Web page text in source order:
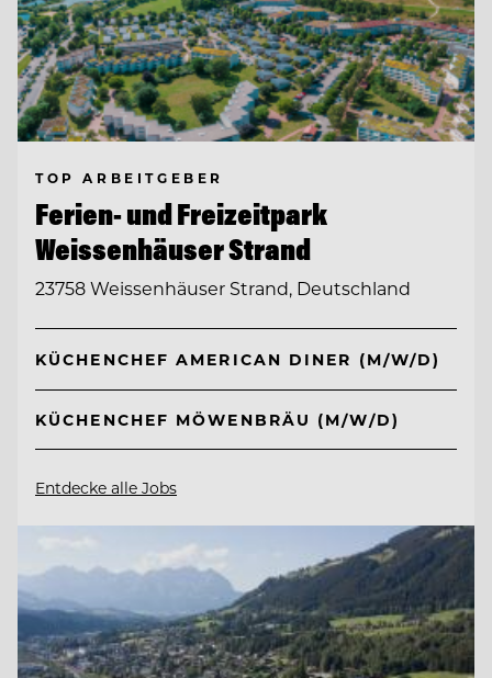
TOP ARBEITGEBER
Ferien- und Freizeitpark
Weissenhäuser Strand
23758 Weissenhäuser Strand, Deutschland
KÜCHENCHEF AMERICAN DINER (M/W/D)
KÜCHENCHEF MÖWENBRÄU (M/W/D)
Entdecke alle Jobs